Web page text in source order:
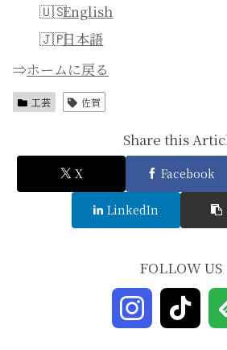
English
日本語
⇒ホームに戻る
工芸 佐賀
Share this
X Facebook
LinkedIn
FOLLOW US